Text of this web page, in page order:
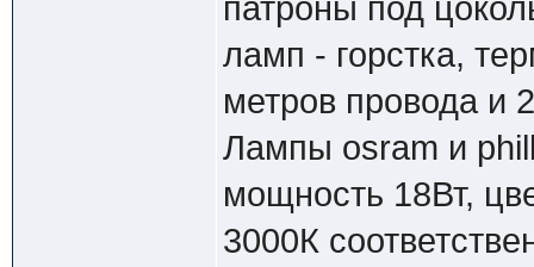
патроны под
ламп - горстка,
метров провода и
Лампы osram и
мощность 18Вт,
3000К